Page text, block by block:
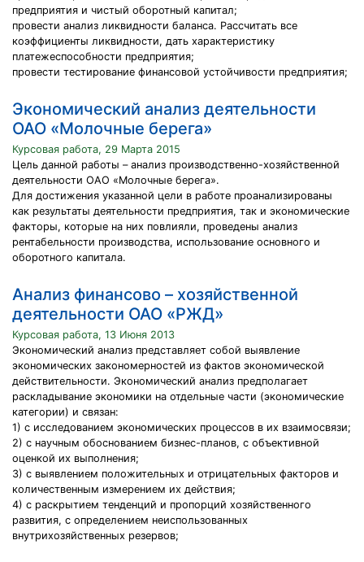
предприятия и чистый оборотный капитал;
провести анализ ликвидности баланса. Рассчитать все
коэффициенты ликвидности, дать характеристику
платежеспособности предприятия;
провести тестирование финансовой устойчивости предприятия;
Экономический анализ деятельности
ОАО «Молочные берега»
Курсовая работа, 29 Марта 2015
Цель данной работы – анализ производственно-хозяйственной
деятельности ОАО «Молочные берега».
Для достижения указанной цели в работе проанализированы
как результаты деятельности предприятия, так и экономические
факторы, которые на них повлияли, проведены анализ
рентабельности производства, использование основного и
оборотного капитала.
Анализ финансово – хозяйственной
деятельности ОАО «РЖД»
Курсовая работа, 13 Июня 2013
Экономический анализ представляет собой выявление
экономических закономерностей из фактов экономической
действительности. Экономический анализ предполагает
раскладывание экономики на отдельные части (экономические
категории) и связан:
1) с исследованием экономических процессов в их взаимосвязи;
2) с научным обоснованием бизнес-планов, с объективной
оценкой их выполнения;
3) с выявлением положительных и отрицательных факторов и
количественным измерением их действия;
4) с раскрытием тенденций и пропорций хозяйственного
развития, с определением неиспользованных
внутрихозяйственных резервов;